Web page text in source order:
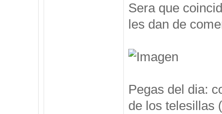
Sera que
les dan de
Pegas del dia:
de los telesillas